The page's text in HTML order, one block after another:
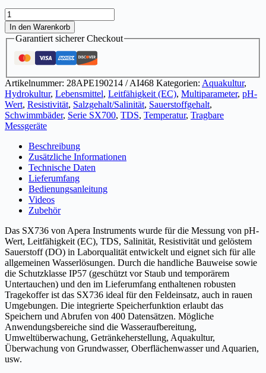
SX736
tragbares
pH-/Leitfähigkeit
(EC)-/TDS-/Salinität-/Resistivität-/Sauerstoff
(DO)-
Messgerät
Menge
In den Warenkorb
Garantiert sicherer Checkout
Artikelnummer: 28APE190214 / AI468 Kategorien: Aquakultur,
Hydrokultur, Lebensmittel, Leitfähigkeit (EC), Multiparameter, pH-
Wert, Resistivität, Salzgehalt/Salinität, Sauerstoffgehalt,
Schwimmbäder, Serie SX700, TDS, Temperatur, Tragbare
Messgeräte
Beschreibung
Zusätzliche Informationen
Technische Daten
Lieferumfang
Bedienungsanleitung
Videos
Zubehör
Das SX736 von Apera Instruments wurde für die Messung von pH-
Wert, Leitfähigkeit (EC), TDS, Salinität, Resistivität und gelöstem
Sauerstoff (DO) in Laborqualität entwickelt und eignet sich für alle
allgemeinen Wasserlösungen. Durch die handliche Bauweise sowie
die Schutzklasse IP57 (geschützt vor Staub und temporärem
Untertauchen) und den im Lieferumfang enthaltenen robusten
Tragekoffer ist das SX736 ideal für den Feldeinsatz, auch in rauen
Umgebungen. Die integrierte Speicherfunktion erlaubt das
Speichern und Abrufen von 400 Datensätzen. Mögliche
Anwendungsbereiche sind die Wasseraufbereitung,
Umweltüberwachung, Getränkeherstellung, Aquakultur,
Überwachung von Grundwasser, Oberflächenwasser und Aquarien,
usw.